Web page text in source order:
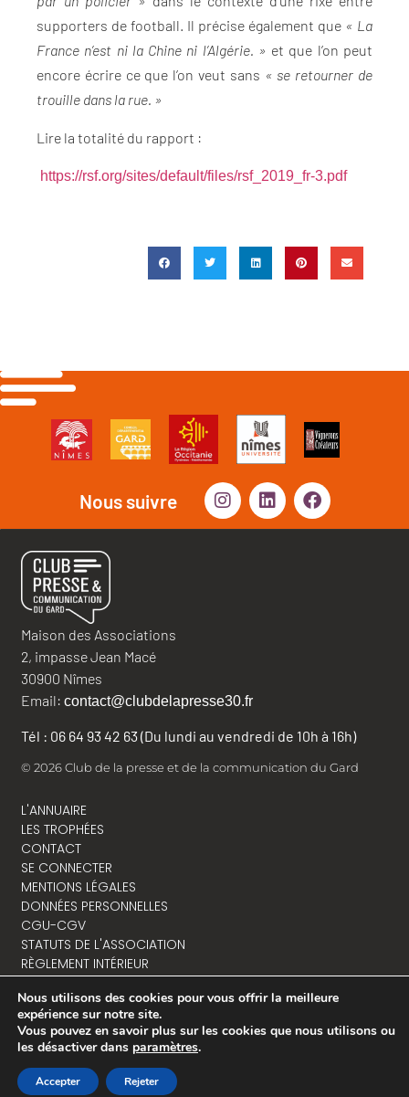
supporters de football. Il précise également que « La
France n’est ni la Chine ni l’Algérie. » et que l’on peut
encore écrire ce que l’on veut sans « se retourner de
trouille dans la rue. »
Lire la totalité du rapport :
https://rsf.org/sites/default/files/rsf_2019_fr-3.pdf
Nous suivre
Maison des Associations
2, impasse Jean Macé
30900 Nîmes
Email: contact@clubdelapresse30.fr
Tél : 06 64 93 42 63 (Du lundi au vendredi de 10h à 16h)
© 2026 Club de la presse et de la communication du Gard
L'ANNUAIRE
LES TROPHÉES
CONTACT
SE CONNECTER
MENTIONS LÉGALES
DONNÉES PERSONNELLES
CGU-CGV
STATUTS DE L'ASSOCIATION
RÈGLEMENT INTÉRIEUR
NOUS CONTACTER
Nous utilisons des cookies pour vous offrir la meilleure
expérience sur notre site.
Vous pouvez en savoir plus sur les cookies que nous utilisons ou
les désactiver dans paramètres.
Accepter Rejeter